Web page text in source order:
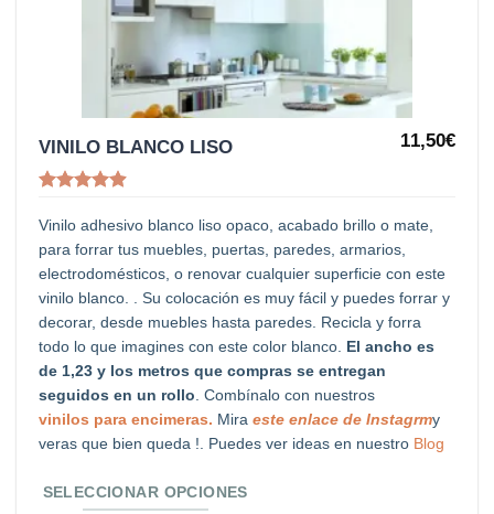
VINILO BLANCO LISO
con4.88
11,50€
Vinilo adhesivo blanco liso opaco, acabado brillo o mate,
para forrar tus muebles, puertas, paredes, armarios,
electrodomésticos, o renovar cualquier superficie con este
vinilo blanco. . Su colocación es muy fácil y puedes forrar y
decorar, desde muebles hasta paredes. Recicla y forra
todo lo que imagines con este color blanco. El ancho es
de 1,23 y los metros que compras se entregan
seguidos en un rollo . Combínalo con nuestros
vinilos para encimeras. Miraeste enlace de Instagrmy
veras que bien queda !. Puedes ver ideas en nuestro Blog
SELECCIONAR OPCIONES
Este
producto
múltiples
variantes.
Las
opciones
se
pueden
elegir
en
página